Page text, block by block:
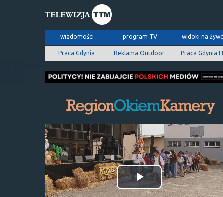
wiadomości program TV widoki na
Praca Gdynia Reklama Outdoor Praca Gdynia
Odtwórz